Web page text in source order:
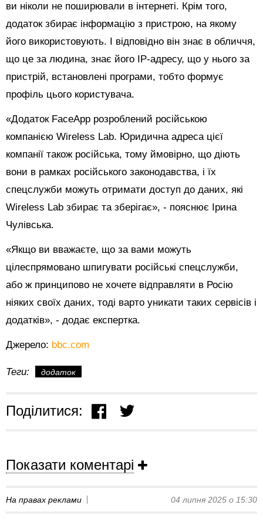
ви ніколи не поширювали в інтернеті. Крім того,
додаток збирає інформацію з пристрою, на якому
його використовують. І відповідно він знає в обличчя,
що це за людина, знає його IP-адресу, що у нього за
пристрій, встановлені програми, тобто формує
профіль цього користувача.
«Додаток FaceApp розроблений російською
компанією Wireless Lab. Юридична адреса цієї
компанії також російська, тому ймовірно, що діють
вони в рамках російського законодавства, і їх
спецслужби можуть отримати доступ до даних, які
Wireless Lab збирає та зберігає», - пояснює Ірина
Чулівська.
«Якщо ви вважаєте, що за вами можуть
цілеспрямовано шпигувати російські спецслужби,
або ж принципово не хочете відправляти в Росію
ніяких своїх даних, тоді варто уникати таких сервісів і
додатків», - додає експертка.
Джерело: bbc.com
Теги: додаток
Поділитися:
Показати коментарі
На правах реклами 04 липня 2025 о 15:30